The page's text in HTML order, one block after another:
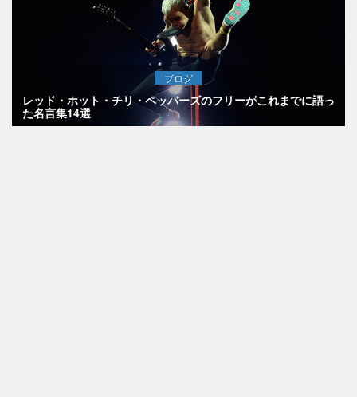
ブログ
レッド・ホット・チリ・ペッパーズのフリーがこれまでに語っ
た名言集14選